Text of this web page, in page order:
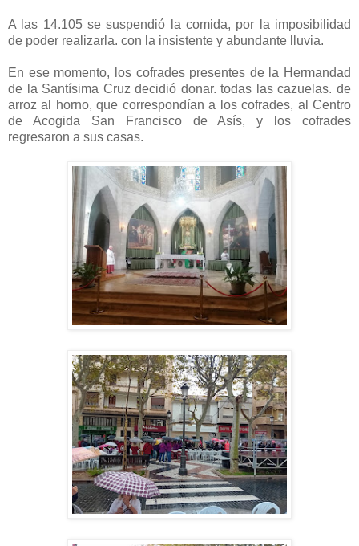
A las 14.105 se suspendió la comida, por la imposibilidad
de poder realizarla. con la insistente y abundante lluvia.
En ese momento, los cofrades presentes de la Hermandad
de la Santísima Cruz decidió donar. todas las cazuelas. de
arroz al horno, que correspondían a los cofrades, al Centro
de Acogida San Francisco de Asís, y los cofrades
regresaron a sus casas.